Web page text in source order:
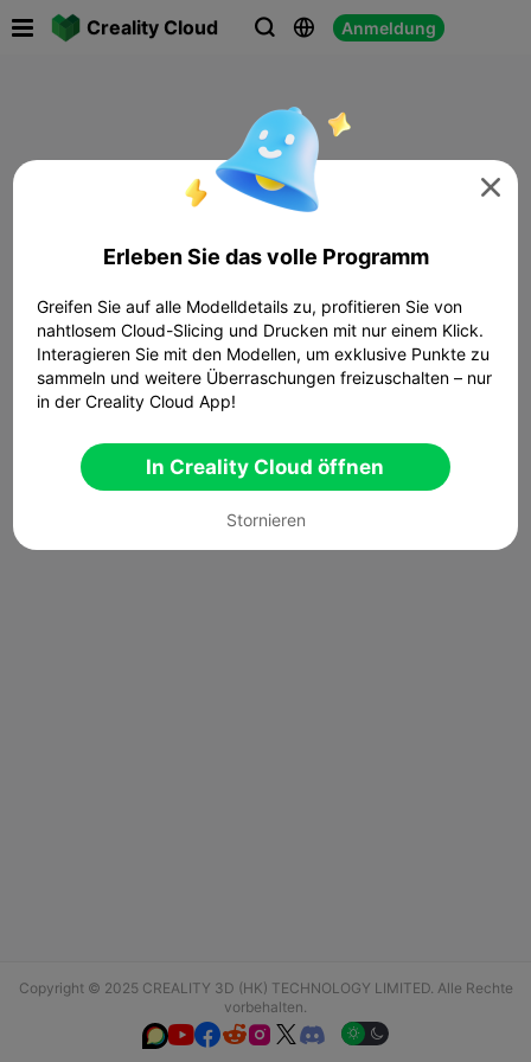
Creality Cloud   Anmeldung
Copyright © 2025 CREALITY 3D (HK) TECHNOLOGY LIMITED. Alle Rechte
vorbehalten.
  

Erleben Sie das volle Programm
Greifen Sie auf alle Modelldetails zu, profitieren Sie von
nahtlosem Cloud-Slicing und Drucken mit nur einem Klick.
Interagieren Sie mit den Modellen, um exklusive Punkte zu
sammeln und weitere Überraschungen freizuschalten – nur
in der Creality Cloud App!
In Creality Cloud öffnen
Stornieren